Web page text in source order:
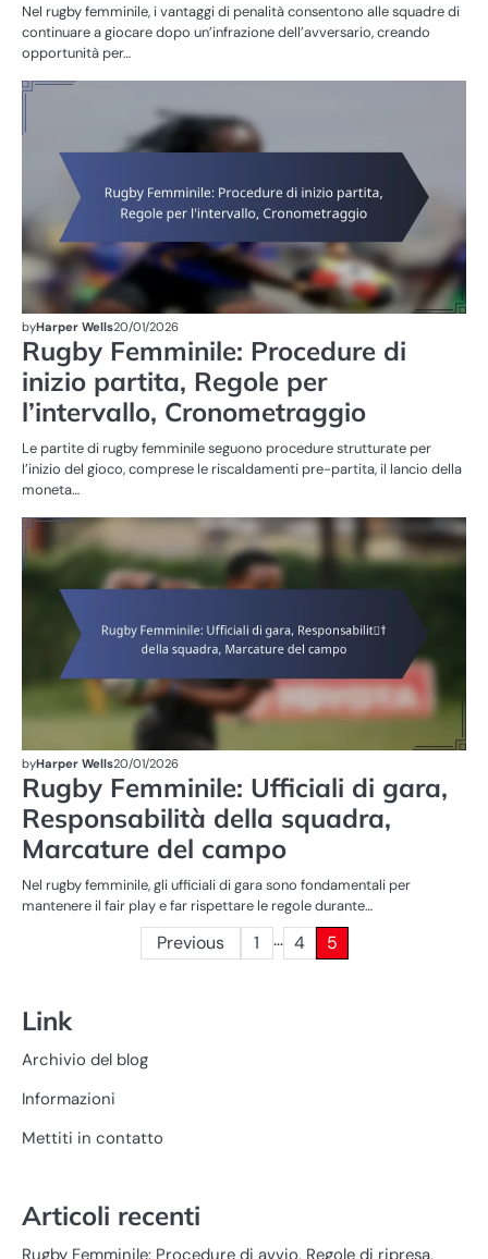
Nel rugby femminile, i vantaggi di penalità consentono alle squadre di
continuare a giocare dopo un’infrazione dell’avversario, creando
opportunità per…
byHarper Wells20/01/2026
Rugby Femminile: Procedure di
inizio partita, Regole per
l’intervallo, Cronometraggio
Le partite di rugby femminile seguono procedure strutturate per
l’inizio del gioco, comprese le riscaldamenti pre-partita, il lancio della
moneta…
byHarper Wells20/01/2026
Rugby Femminile: Ufficiali di gara,
Responsabilità della squadra,
Marcature del campo
Nel rugby femminile, gli ufficiali di gara sono fondamentali per
mantenere il fair play e far rispettare le regole durante…
Previous 1 … 4 5
Link
Archivio del blog
Informazioni
Mettiti in contatto
Articoli recenti
Rugby Femminile: Procedure di avvio, Regole di ripresa,